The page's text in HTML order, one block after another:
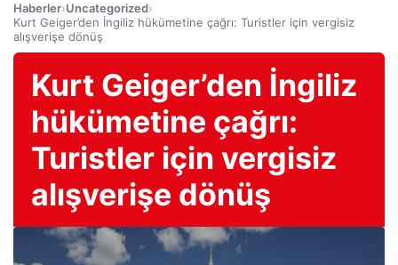
Haberler›Uncategorized›
Kurt Geiger’den İngiliz hükümetine çağrı: Turistler için vergisiz
alışverişe dönüş
Kurt Geiger’den İngiliz
hükümetine çağrı:
Turistler için vergisiz
alışverişe dönüş